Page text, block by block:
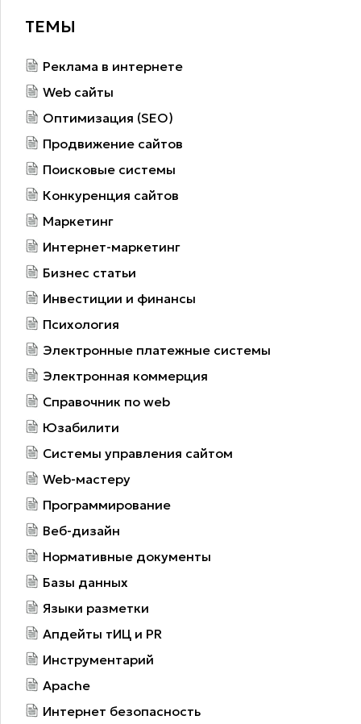
ТЕМЫ
Реклама в интернете
Web сайты
Оптимизация (SEO)
Продвижение сайтов
Поисковые системы
Конкуренция сайтов
Маркетинг
Интернет-маркетинг
Бизнес статьи
Инвестиции и финансы
Психология
Электронные платежные системы
Электронная коммерция
Справочник по web
Юзабилити
Системы управления сайтом
Web-мастеру
Программирование
Веб-дизайн
Нормативные документы
Базы данных
Языки разметки
Апдейты тИЦ и PR
Инструментарий
Apache
Интернет безопасность